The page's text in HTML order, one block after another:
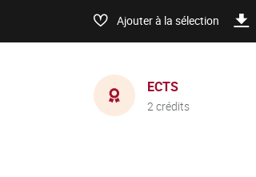
Ajouter à la sélection
ECTS
2 crédits